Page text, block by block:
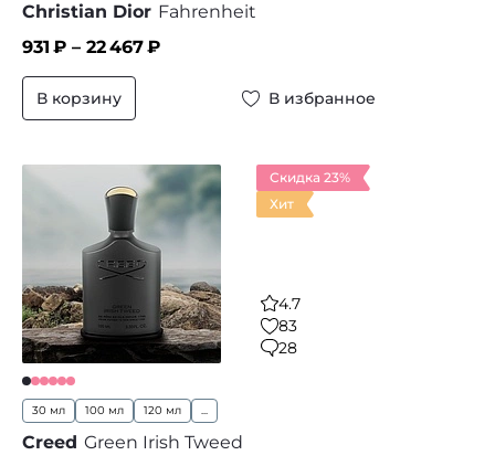
Christian Dior Fahrenheit
931 ₽ – 22 467₽
В корзину В избранное
Скидка 23%
Хит
4.7
83
28
30 мл 100 мл 120 мл ...
Creed Green Irish Tweed